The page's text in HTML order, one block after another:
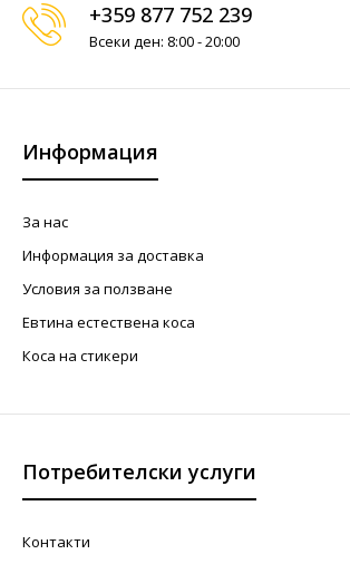
+359 877 752 239
Всеки ден: 8:00 - 20:00
Информация
За нас
Информация за доставка
Условия за ползване
Евтина естествена коса
Коса на стикери
Потребителски услуги
Контакти